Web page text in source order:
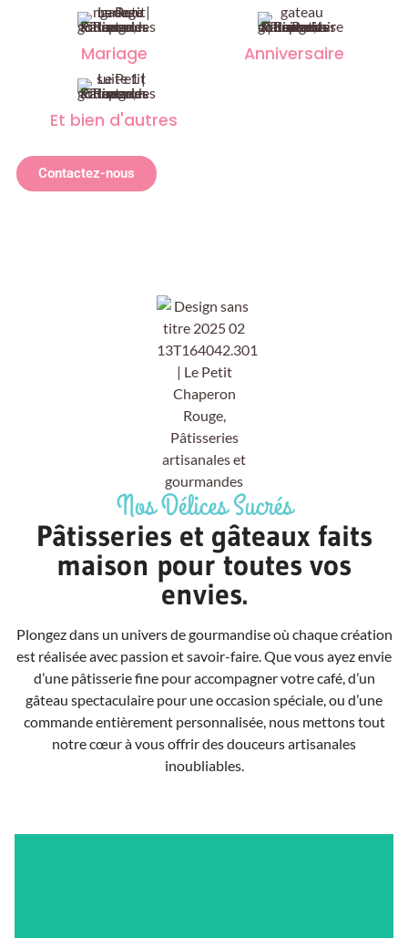
Mariage Anniversaire
Et bien d'autres
Contactez-nous
Nos Délices Sucrés
Pâtisseries et gâteaux faits
maison pour toutes vos
envies.
Plongez dans un univers de gourmandise où chaque création
est réalisée avec passion et savoir-faire. Que vous ayez envie
d’une pâtisserie fine pour accompagner votre café, d’un
gâteau spectaculaire pour une occasion spéciale, ou d’une
commande entièrement personnalisée, nous mettons tout
notre cœur à vous offrir des douceurs artisanales
inoubliables.